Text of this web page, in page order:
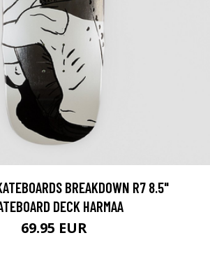
BREAKDOWN R7 8.5"
DECK HARMAA
69.95 EUR